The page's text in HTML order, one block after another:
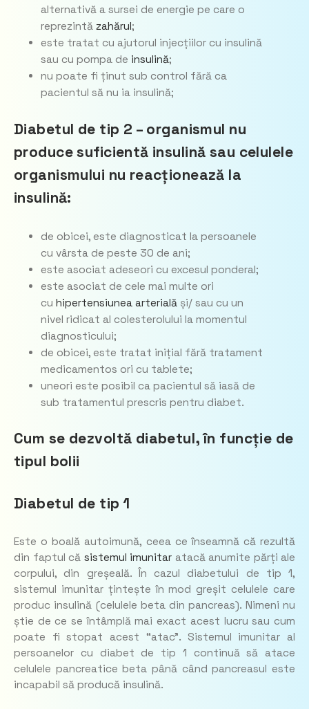
alternativă a sursei de energie pe care o
reprezintă zahărul;
este tratat cu ajutorul injecțiilor cu insulină
sau cu pompa de insulină;
nu poate fi ținut sub control fără ca
pacientul să nu ia insulină;
Diabetul de tip 2 – organismul nu
produce suficientă insulină sau celulele
organismului nu reacționează la
insulină:
de obicei, este diagnosticat la persoanele
cu vârsta de peste 30 de ani;
este asociat adeseori cu excesul ponderal;
este asociat de cele mai multe ori
cu hipertensiunea arterială și/ sau cu un
nivel ridicat al colesterolului la momentul
diagnosticului;
de obicei, este tratat inițial fără tratament
medicamentos ori cu tablete;
uneori este posibil ca pacientul să iasă de
sub tratamentul prescris pentru diabet.
Cum se dezvoltă diabetul, în funcție de
tipul bolii
Diabetul de tip 1
Este o boală autoimună, ceea ce înseamnă că rezultă
din faptul că sistemul imunitar atacă anumite părți ale
corpului, din greșeală. În cazul diabetului de tip 1,
sistemul imunitar țintește în mod greșit celulele care
produc insulină (celulele beta din pancreas). Nimeni nu
știe de ce se întâmplă mai exact acest lucru sau cum
poate fi stopat acest “atac”. Sistemul imunitar al
persoanelor cu diabet de tip 1 continuă să atace
celulele pancreatice beta până când pancreasul este
incapabil să producă insulină.